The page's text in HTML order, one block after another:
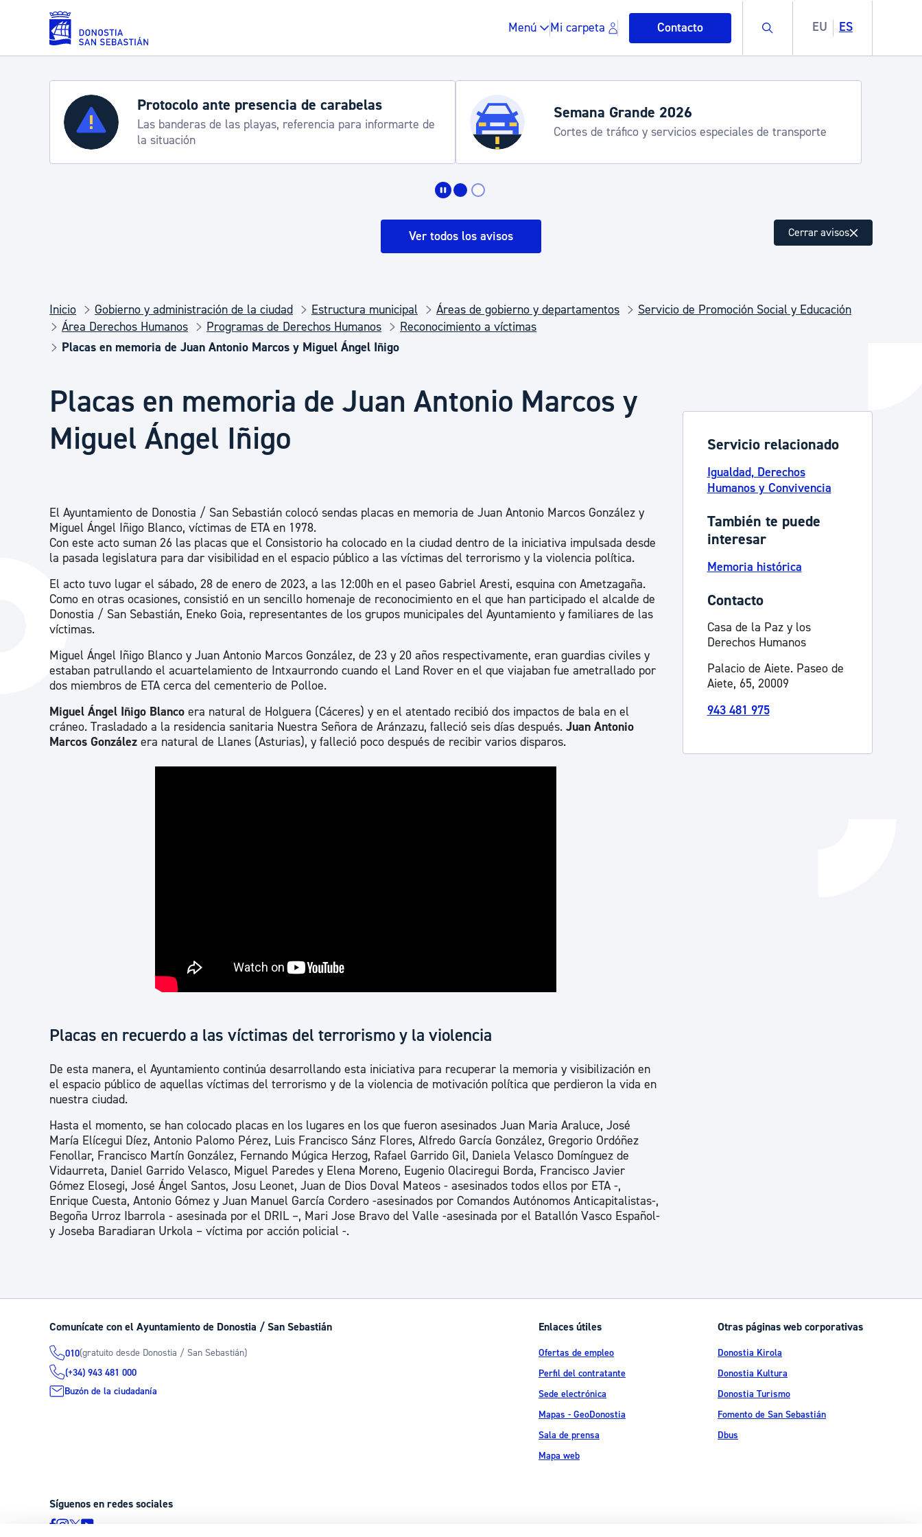
Saltar al contenido principal
Menú Mi carpeta Contacto Buscar EU ES
Servicios
Padrón y asuntos personales
Espacio público, residuos y medioambiente
Seguridad ciudadana y emergencias Euskera
Infancia y juventud Igualdad, Derechos Humanos y convivencia
Deporte Turismo
La ciudad
La ciudad ahora
Descubre la ciudad
La ciudad futura
Noticias
Avisos
Agenda cultural
Tablón de anuncios oficiales
Calendario fiscal
Portal de transparencia
Catálogo de trámites
Ayuda a la tramitación
Protocolo ante presencia de carabelas
Las banderas de las playas, referencia para informarte de
la situación
Semana Grande 2026
Cortes de tráfico y servicios especiales de transporte
Ver todos los avisos Cerrar avisos
Inicio Gobierno y administración de la ciudad Estructura municipal Áreas de gobierno y departamentos
Servicio de Promoción Social y Educación
Área Derechos Humanos
Programas de Derechos Humanos
Reconocimiento a víctimas
Placas en memoria de Juan Antonio Marcos y Miguel Ángel Iñigo
Placas en memoria de Juan Antonio Marcos y
Miguel Ángel Iñigo
El Ayuntamiento de Donostia / San Sebastián colocó sendas placas en memoria de Juan Antonio Marcos González y
Miguel Ángel Iñigo Blanco, víctimas de ETA en 1978.
Con este acto suman 26 las placas que el Consistorio ha colocado en la ciudad dentro de la iniciativa impulsada desde
la pasada legislatura para dar visibilidad en el espacio público a las víctimas del terrorismo y la violencia política.
El acto tuvo lugar el sábado, 28 de enero de 2023, a las 12:00h en el paseo Gabriel Aresti, esquina con Ametzagaña.
Como en otras ocasiones, consistió en un sencillo homenaje de reconocimiento en el que han participado el alcalde de
Donostia / San Sebastián, Eneko Goia, representantes de los grupos municipales del Ayuntamiento y familiares de las
víctimas.
Miguel Ángel Iñigo Blanco y Juan Antonio Marcos González, de 23 y 20 años respectivamente, eran guardias civiles y
estaban patrullando el acuartelamiento de Intxaurrondo cuando el Land Rover en el que viajaban fue ametrallado por
dos miembros de ETA cerca del cementerio de Polloe.
Miguel Ángel Iñigo Blanco era natural de Holguera (Cáceres) y en el atentado recibió dos impactos de bala en el
cráneo. Trasladado a la residencia sanitaria Nuestra Señora de Aránzazu, falleció seis días después. Juan Antonio
Marcos González era natural de Llanes (Asturias), y falleció poco después de recibir varios disparos.
Placas en recuerdo a las víctimas del terrorismo y la violencia
De esta manera, el Ayuntamiento continúa desarrollando esta iniciativa para recuperar la memoria y visibilización en
el espacio público de aquellas víctimas del terrorismo y de la violencia de motivación política que perdieron la vida en
nuestra ciudad.
Hasta el momento, se han colocado placas en los lugares en los que fueron asesinados Juan Maria Araluce, José
María Elícegui Díez, Antonio Palomo Pérez, Luis Francisco Sánz Flores, Alfredo García González, Gregorio Ordóñez
Fenollar, Francisco Martín González, Fernando Múgica Herzog, Rafael Garrido Gil, Daniela Velasco Domínguez de
Vidaurreta, Daniel Garrido Velasco, Miguel Paredes y Elena Moreno, Eugenio Olaciregui Borda, Francisco Javier
Gómez Elosegi, José Ángel Santos, Josu Leonet, Juan de Dios Doval Mateos - asesinados todos ellos por ETA -,
Enrique Cuesta, Antonio Gómez y Juan Manuel García Cordero -asesinados por Comandos Autónomos Anticapitalistas-,
Begoña Urroz Ibarrola - asesinada por el DRIL –, Mari Jose Bravo del Valle -asesinada por el Batallón Vasco Español-
y Joseba Baradiaran Urkola – víctima por acción policial -.
Servicio relacionado
Igualdad, Derechos
Humanos y Convivencia
También te puede
interesar
Memoria histórica
Contacto
Casa de la Paz y los
Derechos Humanos
Palacio de Aiete. Paseo de
Aiete, 65, 20009
943 481 975
Comunícate con el Ayuntamiento de Donostia / San Sebastián
010(gratuito desde Donostia / San Sebastián)
(+34) 943 481 000
Buzón de la ciudadanía
Enlaces útiles
Ofertas de empleo
Perfil del contratante
Sede electrónica
Mapas - GeoDonostia
Sala de prensa
Mapa web
Otras páginas web corporativas
Donostia Kirola
Donostia Kultura
Donostia Turismo
Fomento de San Sebastián
Dbus
Síguenos en redes sociales